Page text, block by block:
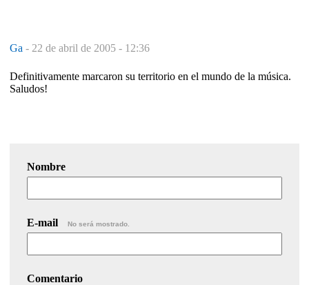
Ga - 22 de abril de 2005 - 12:36
Definitivamente marcaron su territorio en el mundo de la música.
Saludos!
Nombre
E-mail No será mostrado.
Comentario